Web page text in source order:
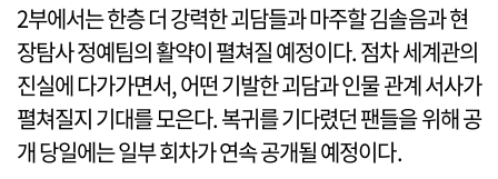
2부에서는 한층 더 강력한 괴담들과 마주할 김솔음과 현
장탐사 정예팀의 활약이 펼쳐질 예정이다. 점차 세계관의
진실에 다가가면서, 어떤 기발한 괴담과 인물 관계 서사가
펼쳐질지 기대를 모은다. 복귀를 기다렸던 팬들을 위해 공
개 당일에는 일부 회차가 연속 공개될 예정이다.